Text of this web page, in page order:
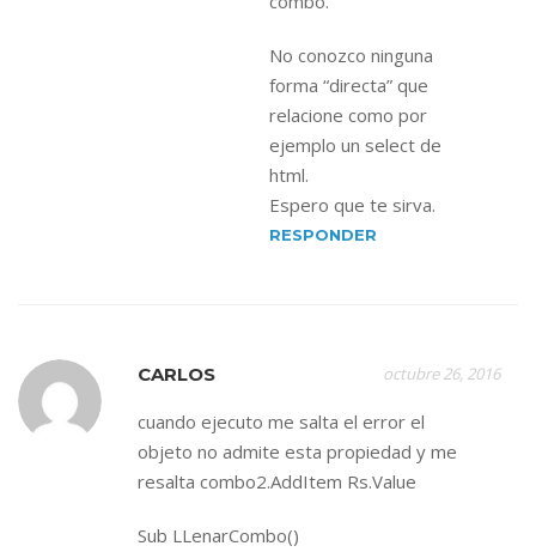
No conozco ninguna
forma “directa” que
relacione como por
ejemplo un select de
html.
Espero que te sirva.
RESPONDER
CARLOS octubre 26, 2016
cuando ejecuto me salta el error el
objeto no admite esta propiedad y me
resalta combo2.AddItem Rs.Value
Sub LLenarCombo()